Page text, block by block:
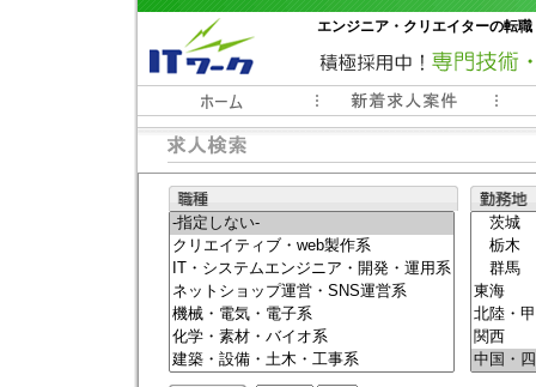
エンジニア・クリエイターの転
常時3000件以上の求人情報掲載中